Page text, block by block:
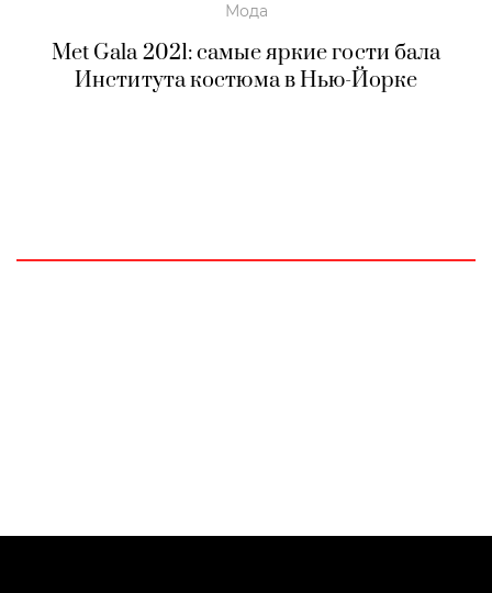
Мода
Met Gala 2021: самые яркие гости бала
Института костюма в Нью-Йорке